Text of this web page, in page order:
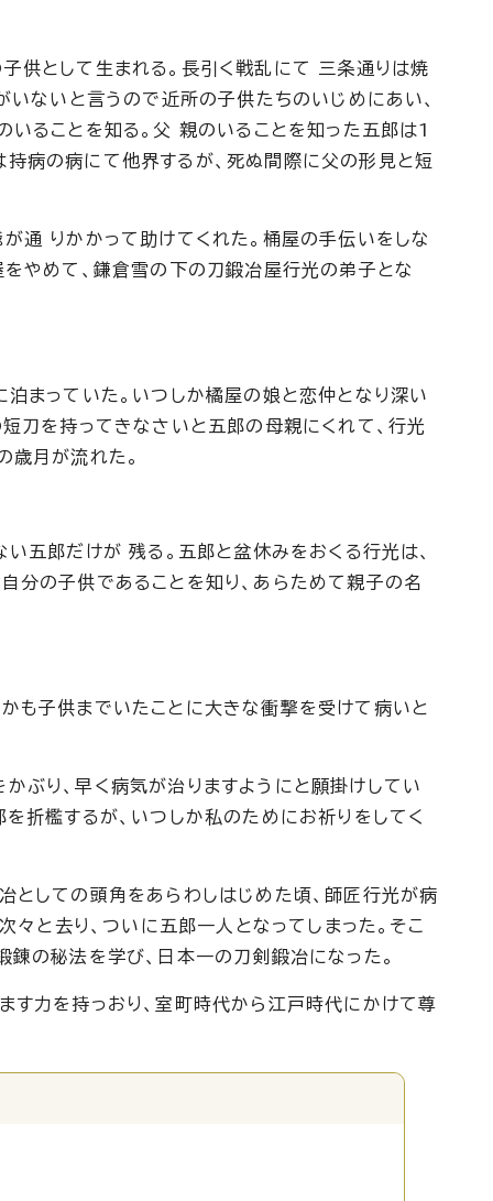
供として生まれる。長引く戦乱にて 三条通りは焼
いないと言うので近所の子供たちのいじめにあい、
ることを知る。父 親のいることを知った五郎は1
病の病にて他界するが、死ぬ間際に父の形見と短
通 りかかって助けてくれた。桶屋の手伝いをしな
やめて、鎌倉雪の下の刀鍛冶屋行光の弟子とな
まっていた。いつしか橘屋の娘と恋仲となり深い
刀を持ってきなさいと五郎の母親にくれて、行光
歳月が流れた。
五郎だけが 残る。五郎と盆休みをおくる行光は、
分の子供であることを知り、あらためて親子の名
も子供までいたことに大きな衝撃を受けて病いと
ぶり、早く病気が治りますようにと願掛けしてい
折檻するが、いつしか私のためにお祈りをしてく
としての頭角をあらわしはじめた頃、師匠行光が病
と去り、ついに五郎一人となってしまった。そこ
の秘法を学び、日本一の刀剣鍛冶になった。
す力を持っおり、室町時代から江戸時代にかけて尊